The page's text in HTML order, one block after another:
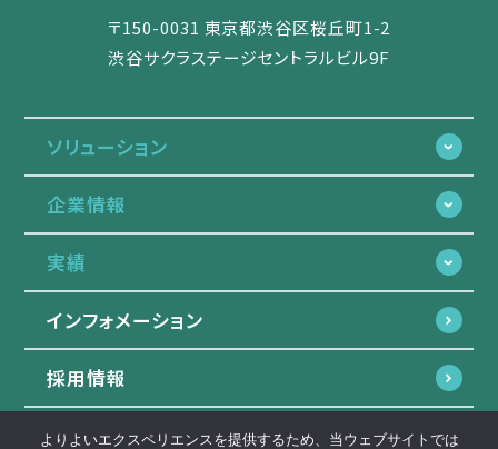
〒150-0031 東京都渋谷区桜丘町1-2
渋谷サクラステージセントラルビル9F
ソリューション
企業情報
実績
インフォメーション
採用情報
よりよいエクスペリエンスを提供するため、当ウェブサイトでは